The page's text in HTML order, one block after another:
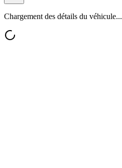
Chargement des détails du véhicule...